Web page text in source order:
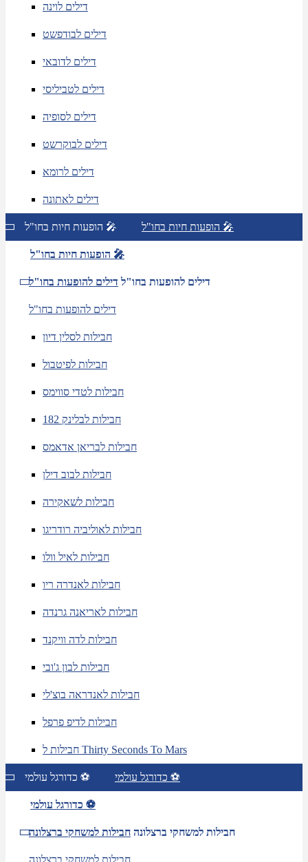
דילים לוינה
דילים לבודפשט
דילים לדובאי
דילים לטביליסי
דילים לסופיה
דילים לבוקרשט
דילים לרומא
דילים לאתונה
הופעות חיות בחו"ל 🎤 הופעות חיות בחו"ל 🎤
הופעות חיות בחו"ל 🎤
דילים להופעות בחו"ל דילים להופעות בחו"ל
דילים להופעות בחו"ל
חבילות לסלין דיון
חבילות לפיטבול
חבילות לטדי סווימס
חבילות לבלינק 182
חבילות לבריאן אדאמס
חבילות לבוב דילן
חבילות לשאקירה
חבילות לאוליביה רודריגו
חבילות לאיל וולו
חבילות לאנדרה ריו
חבילות לאריאנה גרנדה
חבילות לדה וויקנד
חבילות לבון ג'ובי
חבילות לאנדראה בוצ'לי
חבילות לדיפ פרפל
חבילות ל Thirty Seconds To Mars
כדורגל עולמי ⚽ כדורגל עולמי ⚽
כדורגל עולמי ⚽
חבילות למשחקי ברצלונה חבילות למשחקי ברצלונה
חבילות למשחקי ברצלונה